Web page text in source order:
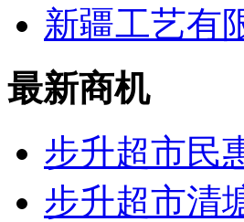
新疆工艺有
最新商机
步升超市民
步升超市清